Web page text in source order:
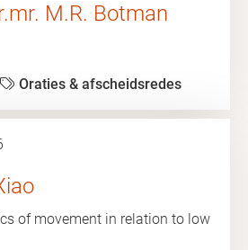
M.R. Botman
Oraties & afscheidsredes
of movement in relation to low